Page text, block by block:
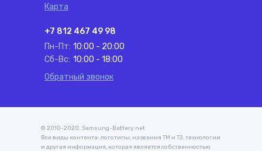
Карта
+7 812 467 49 98
Пн-Пт: 10:00 - 20:00
Сб-Вс: 10:00 - 18:00
Обратный звонок
© 2010-2020. Samsung-Battery.net
Все виды контента: логотипы, названия ТМ и ТЗ, технологии
и другая информация, которая является собственностью